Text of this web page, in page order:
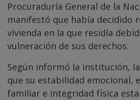
Procuraduría General de la
manifestó que había decidido
vivienda en la que residía
vulneración de sus derechos.
Según informó la institución,
que su estabilidad emocional,
familiar e integridad física